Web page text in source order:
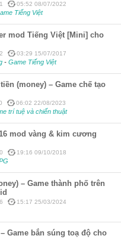
1 05:52 08/07/2022
Tiếng Việt
mod Tiếng Việt [Mini] cho
2 03:29 15/07/2017
- Game Tiếng Việt
(money) – Game chế tạo
06:02 22/08/2023
trí tuệ và chiến thuật
mod vàng & kim cương
0 19:16 09/10/2018
– Game thành phố trên
6 15:17 25/03/2024
Game bắn súng toạ độ cho